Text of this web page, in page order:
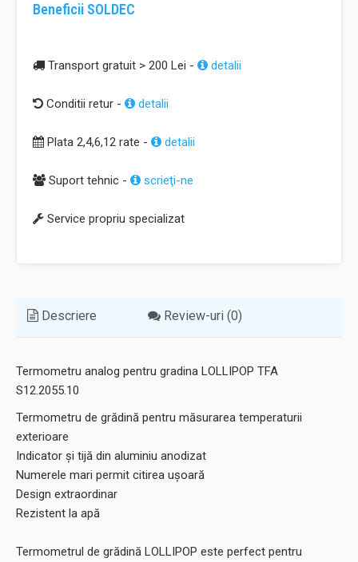
Beneficii SOLDEC
Transport gratuit > 200 Lei - detalii
Conditii retur - detalii
Plata 2,4,6,12 rate - detalii
Suport tehnic - scrieţi-ne
Service propriu specializat
Descriere Review-uri (0)
Termometru analog pentru gradina LOLLIPOP TFA
S12.2055.10
Termometru de grădină pentru măsurarea temperaturii
exterioare
Indicator și tijă din aluminiu anodizat
Numerele mari permit citirea ușoară
Design extraordinar
Rezistent la apă
Termometrul de grădină LOLLIPOP este perfect pentru